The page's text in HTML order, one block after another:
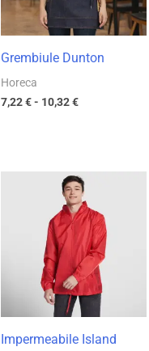
Grembiule Dunton
Horeca
7,22€- 10,32€
Impermeabile Island
di
prezzo:
da
12,44 €
a
17,77 €